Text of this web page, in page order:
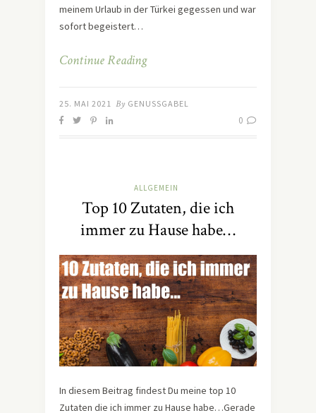
meinem Urlaub in der Türkei gegessen und war
sofort begeistert…
Continue Reading
25. MAI 2021 By GENUSSGABEL
0
ALLGEMEIN
Top 10 Zutaten, die ich
immer zu Hause habe…
In diesem Beitrag findest Du meine top 10
Zutaten die ich immer zu Hause habe…Gerade